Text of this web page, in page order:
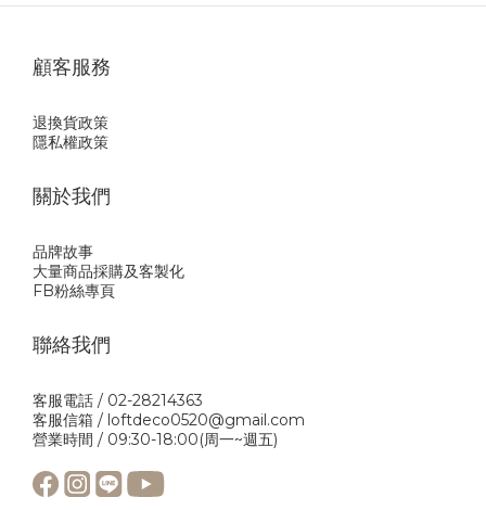
顧客服務
退換貨政策
隱私權政策
關於我們
品牌故事
大量商品採購及客製化
FB粉絲專頁
聯絡我們
客服電話 / 02-28214363
客服信箱 / loftdeco0520@gmail.com
營業時間 / 09:30-18:00(周一~週五)